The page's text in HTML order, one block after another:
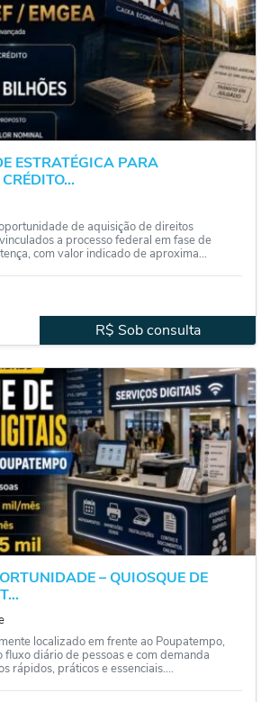
ESTRATÉGICA PARA
de aquisição de direitos
a processo federal em fase de
com valor indicado de aproxima...
R$ Sob consulta
– QUIOSQUE DE
localizado em frente ao Poupatempo,
fluxo diário de pessoas e com demanda
rápidos, práticos e essenciais....